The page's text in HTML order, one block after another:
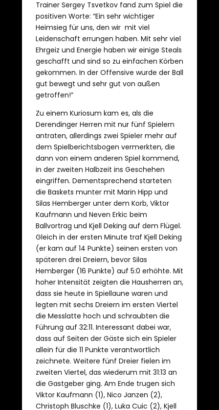
Trainer Sergey Tsvetkov fand zum Spiel die
positiven Worte: “Ein sehr wichtiger
Heimsieg für uns, den wir mit viel
Leidenschaft errungen haben. Mit sehr viel
Ehrgeiz und Energie haben wir einige Steals
geschafft und sind so zu einfachen Körben
gekommen. In der Offensive wurde der Ball
gut bewegt und sehr gut von außen
getroffen!”
Zu einem Kuriosum kam es, als die
Derendinger Herren mit nur fünf Spielern
antraten, allerdings zwei Spieler mehr auf
dem Spielberichtsbogen vermerkten, die
dann von einem anderen Spiel kommend,
in der zweiten Halbzeit ins Geschehen
eingriffen. Dementsprechend starteten
die Baskets munter mit Marin Hipp und
Silas Hemberger unter dem Korb, Viktor
Kaufmann und Neven Erkic beim
Ballvortrag und Kjell Deking auf dem Flügel.
Gleich in der ersten Minute traf Kjell Deking
(er kam auf 14 Punkte) seinen ersten von
späteren drei Dreiern, bevor Silas
Hemberger (16 Punkte) auf 5:0 erhöhte. Mit
hoher Intensität zeigten die Hausherren an,
dass sie heute in Spiellaune waren und
legten mit sechs Dreiern im ersten Viertel
die Messlatte hoch und schraubten die
Führung auf 32:11. Interessant dabei war,
dass auf Seiten der Gäste sich ein Spieler
allein für die 11 Punkte verantwortlich
zeichnete. Weitere fünf Dreier fielen im
zweiten Viertel, das wiederum mit 31:13 an
die Gastgeber ging. Am Ende trugen sich
Viktor Kaufmann (1), Nico Janzen (2),
Christoph Bluschke (1), Luka Cuic (2), Kjell